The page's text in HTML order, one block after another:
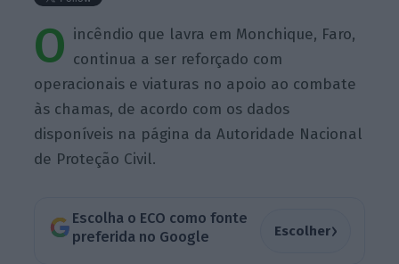
O incêndio que lavra em Monchique, Faro,
continua a ser reforçado com
operacionais e viaturas no apoio ao combate
às chamas, de acordo com os dados
disponíveis na página da Autoridade Nacional
de Proteção Civil.
Escolha o ECO como fonte
preferida no Google
Escolher›